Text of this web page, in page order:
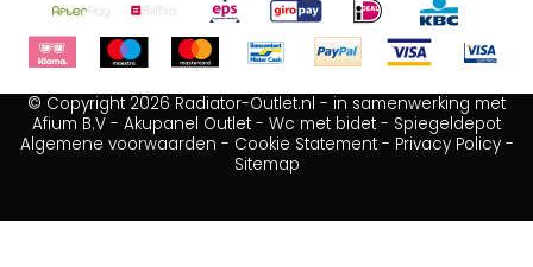
© Copyright 2026 Radiator-Outlet.nl - in samenwerking met
Afium B.V - Akupanel Outlet - Wc met bidet - Spiegeldepot
Algemene voorwaarden - Cookie Statement- Privacy Policy-
Sitemap